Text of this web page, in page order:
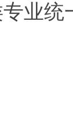
业